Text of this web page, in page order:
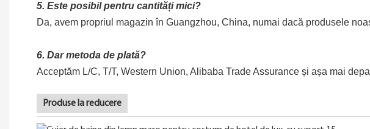
5. Este posibil pentru cantități mici?
Da, avem propriul magazin în Guangzhou, China, numai dacă produsele
6. Dar metoda de plată?
Acceptăm L/C, T/T, Western Union, Alibaba Trade Assurance și așa mai
Produse la reducere